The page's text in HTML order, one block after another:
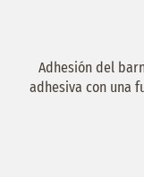
Adhesión del
adhesiva con una